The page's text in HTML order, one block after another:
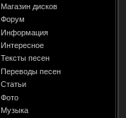
Магазин дисков
Форум
Информация
Интересное
Тексты песен
Переводы песен
Статьи
Фото
Музыка